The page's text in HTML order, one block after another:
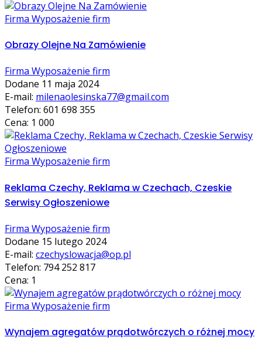
Firma Wyposażenie firm
Obrazy Olejne Na Zamówienie
Firma Wyposażenie firm
Dodane 11 maja 2024
E-mail: milenaolesinska77@gmail.com
Telefon: 601 698 355
Cena: 1 000
Firma Wyposażenie firm
Reklama Czechy, Reklama w Czechach, Czeskie
Serwisy Ogłoszeniowe
Firma Wyposażenie firm
Dodane 15 lutego 2024
E-mail: czechyslowacja@op.pl
Telefon: 794 252 817
Cena: 1
Firma Wyposażenie firm
Wynajem agregatów prądotwórczych o różnej mocy